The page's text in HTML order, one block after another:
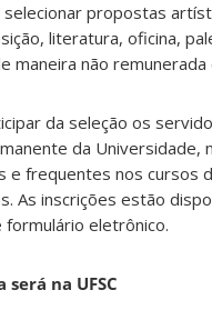
selecionar propostas
literatura, oficina,
maneira não
da seleção os
da
e frequentes nos cursos
As inscrições estão
eletrônico.
será na UFSC